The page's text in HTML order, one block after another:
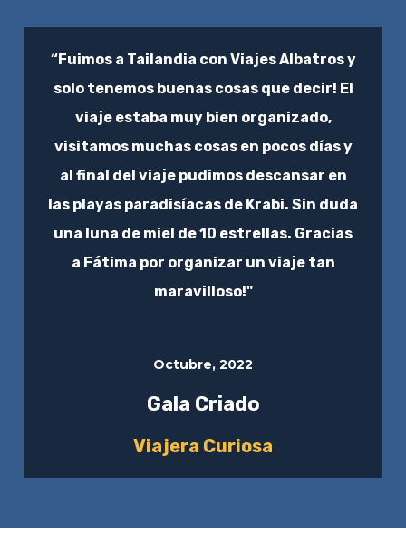
“Fuimos a Tailandia con Viajes Albatros y
solo tenemos buenas cosas que decir! El
viaje estaba muy bien organizado,
visitamos muchas cosas en pocos días y
al final del viaje pudimos descansar en
las playas paradisíacas de Krabi. Sin duda
una luna de miel de 10 estrellas. Gracias
a Fátima por organizar un viaje tan
maravilloso!"
Octubre, 2022
Gala Criado
Viajera Curiosa